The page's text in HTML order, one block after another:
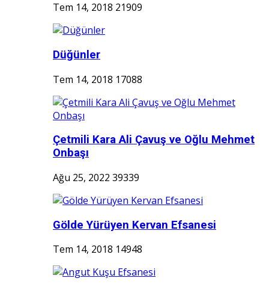
Tem 14, 2018 21909
Düğünler
Tem 14, 2018 17088
Çetmili Kara Ali Çavuş ve Oğlu Mehmet
Onbaşı
Ağu 25, 2022 39339
Gölde Yürüyen Kervan Efsanesi
Tem 14, 2018 14948